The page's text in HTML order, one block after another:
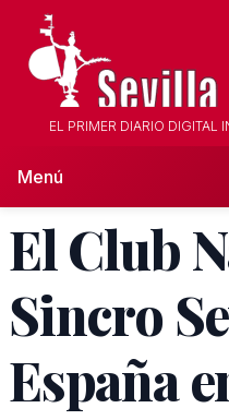
EL PRIMER DIARIO DIGITAL
Menú
El Club
Sincro
España